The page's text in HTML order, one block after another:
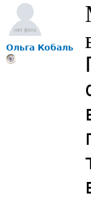
Ольга Кобаль